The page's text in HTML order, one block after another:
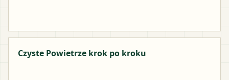
Czyste Powietrze krok po kroku